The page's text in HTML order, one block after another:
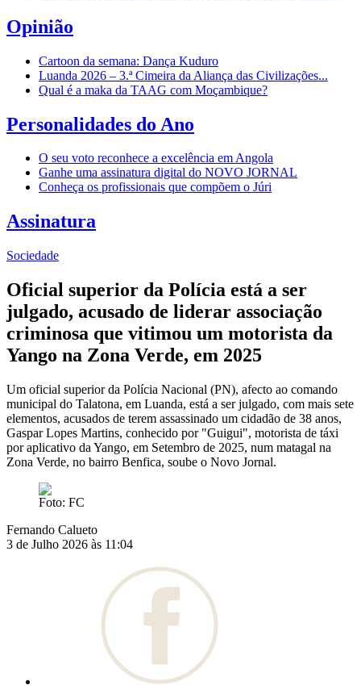
Opinião
Cartoon da semana: Dança Kuduro
Luanda 2026 – 3.ª Cimeira da Aliança das Civilizações...
Qual é a maka da TAAG com Moçambique?
Personalidades do Ano
O seu voto reconhece a excelência em Angola
Ganhe uma assinatura digital do NOVO JORNAL
Conheça os profissionais que compõem o Júri
Assinatura
Sociedade
Oficial superior da Polícia está a ser
julgado, acusado de liderar associação
criminosa que vitimou um motorista da
Yango na Zona Verde, em 2025
Um oficial superior da Polícia Nacional (PN), afecto ao comando
municipal do Talatona, em Luanda, está a ser julgado, com mais sete
elementos, acusados de terem assassinado um cidadão de 38 anos,
Gaspar Lopes Martins, conhecido por "Guigui", motorista de táxi
por aplicativo da Yango, em Setembro de 2025, num matagal na
Zona Verde, no bairro Benfica, soube o Novo Jornal.
Foto: FC
Fernando Calueto
3 de Julho 2026 às 11:04